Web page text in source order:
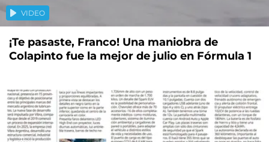
VIDEO
¡Te pasaste, Franco! Una maniobra de
Colapinto fue la mejor de julio en Fórmula 1